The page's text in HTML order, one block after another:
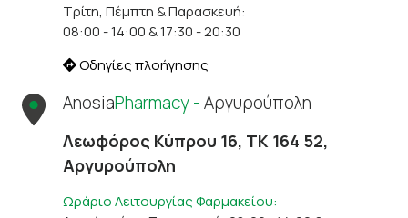
Τρίτη, Πέμπτη & Παρασκευή:
08:00 - 14:00 & 17:30 - 20:30
Οδηγίες πλοήγησης
AnosiaPharmacy -Αργυρούπολη
Λεωφόρος Κύπρου 16, ΤΚ 164 52,
Αργυρούπολη
Ωράριο Λειτουργίας Φαρμακείου: